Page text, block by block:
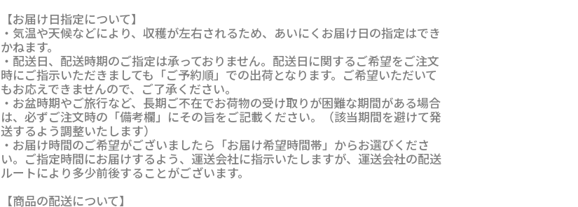
【お届け日指定について】
・気温や天候などにより、収穫が左右されるため、あいにくお届け日の指定はでき
かねます。
・配送日、配送時期のご指定は承っておりません。配送日に関するご希望をご注文
時にご指示いただきましても「ご予約順」での出荷となります。ご希望いただいて
もお応えできませんので、ご了承ください。
・お盆時期やご旅行など、長期ご不在でお荷物の受け取りが困難な期間がある場合
は、必ずご注文時の「備考欄」にその旨をご記載ください。（該当期間を避けて発
送するよう調整いたします）
・お届け時間のご希望がございましたら「お届け希望時間帯」からお選びくださ
い。ご指定時間にお届けするよう、運送会社に指示いたしますが、運送会社の配送
ルートにより多少前後することがございます。
【商品の配送について】